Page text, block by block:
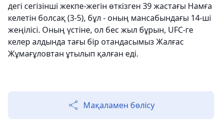
дегі сегізінші жекпе-жегін өткізген 39 жастағы Намға
келетін болсақ (3-5), бұл - оның мансабындағы 14-ші
жеңілісі. Оның үстіне, ол бес жыл бұрын, UFC-ге
келер алдында тағы бір отандасымыз Жалғас
Жұмағұловтан ұтылып қалған еді.
Мақаламен бөлісу